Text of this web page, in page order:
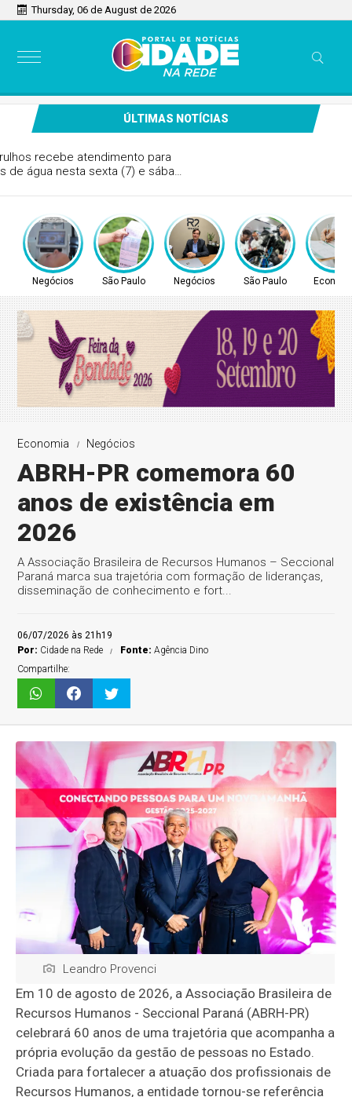
Thursday, 06 de August de 2026
ÚLTIMAS NOTÍCIAS
Comunidade de Guarulhos recebe atendimento para
regularização de débitos de água nesta sexta (7) e sábado
Negócios São Paulo Negócios São Paulo
Economia Negócios
ABRH-PR comemora 60
anos de existência em
2026
A Associação Brasileira de Recursos Humanos – Seccional
Paraná marca sua trajetória com formação de lideranças,
disseminação de conhecimento e fort...
06/07/2026 às 21h19
Por: Cidade na Rede Fonte:Agência Dino
Compartilhe:
Leandro Provenci
Em 10 de agosto de 2026, a Associação Brasileira de
Recursos Humanos - Seccional Paraná (ABRH-PR)
celebrará 60 anos de uma trajetória que acompanha a
própria evolução da gestão de pessoas no Estado.
Criada para fortalecer a atuação dos profissionais de
Recursos Humanos, a entidade tornou-se referência